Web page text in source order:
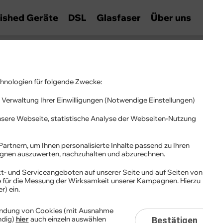
Geräte DSL Glasfaser Über uns
für folgende Zwecke:
Ihrer Einwilligungen (Notwendige Einstellungen)
Webseite, statistische Analyse der Webseiten-Nutzung
um Ihnen personalisierte Inhalte passend zu Ihren
auszuwerten, nachzuhalten und abzurechnen.
und Serviceangeboten auf unserer Seite und auf Seiten von
die Messung der Wirksamkeit unserer Kampagnen. Hierzu
ein.
von Cookies (mit Ausnahme
hierauch einzeln auswählen
Bestätigen